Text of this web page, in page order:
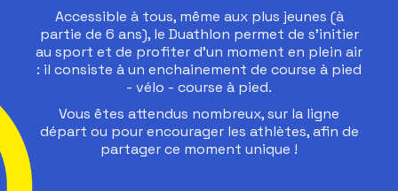
Accessible à tous, même aux plus jeunes (à
partie de 6 ans), le Duathlon permet de s'initier
au sport et de profiter d'un moment en plein air
: il consiste à un enchainement de course à pied
- vélo - course à pied.
Vous êtes attendus nombreux, sur la ligne
départ ou pour encourager les athlètes, afin de
partager ce moment unique !